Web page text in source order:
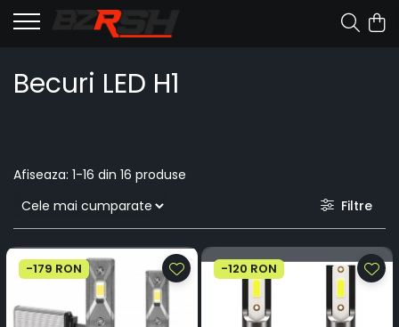
Becuri LED H1
Afiseaza: 1-16 din 16 produse
Filtre
-179 RON -120 RON